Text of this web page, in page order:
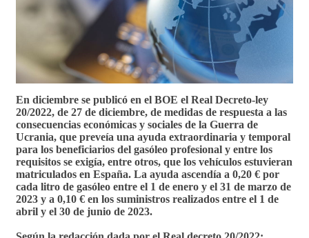
En diciembre se publicó en el BOE el Real Decreto-ley
20/2022, de 27 de diciembre, de medidas de respuesta a las
consecuencias económicas y sociales de la Guerra de
Ucrania, que preveía una ayuda extraordinaria y temporal
para los beneficiarios del gasóleo profesional y entre los
requisitos se exigía, entre otros, que los vehículos estuvieran
matriculados en España. La ayuda ascendía a 0,20 € por
cada litro de gasóleo entre el 1 de enero y el 31 de marzo de
2023 y a 0,10 € en los suministros realizados entre el 1 de
abril y el 30 de junio de 2023.